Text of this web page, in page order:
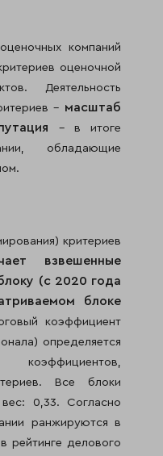
компаний
оценочной
Деятельность
– масштаб
– в итоге
обладающие
критериев
взвешенные
(с 2020 года
блоке
коэффициент
определяется
коэффициентов,
Все блоки
0,33. Согласно
ранжируются в
рейтинге делового